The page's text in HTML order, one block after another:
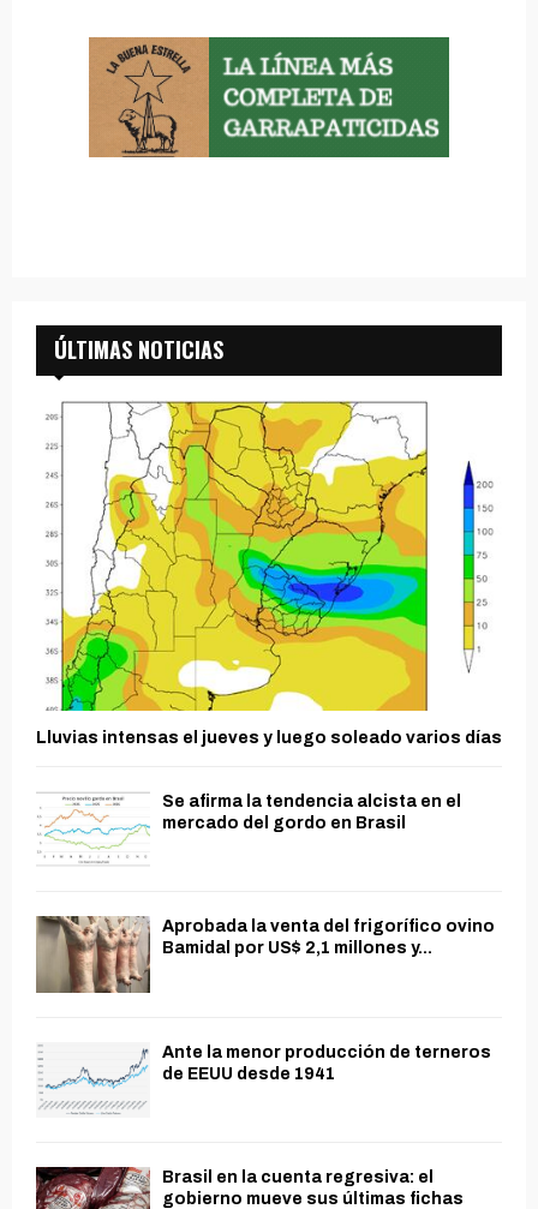
ÚLTIMAS NOTICIAS
Lluvias intensas el jueves y luego soleado varios días
Se afirma la tendencia alcista en el
mercado del gordo en Brasil
Aprobada la venta del frigorífico ovino
Bamidal por US$ 2,1 millones y...
Ante la menor producción de terneros
de EEUU desde 1941
Brasil en la cuenta regresiva: el
gobierno mueve sus últimas fichas